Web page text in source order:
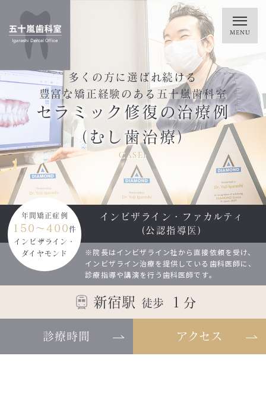
多くの方に選ばれ続ける
豊富な矯正経験のある五十嵐歯科室
セラミック修復の治療例
（むし歯治療）
CASE1
年間矯正症例
150～400 件
インビザライン・
ダイヤモンド
インビザライン・ファカルティ
(公認指導医)
※院長はインビザライン社から直接依頼を受け、
インビザライン治療を提供している歯科医師に、
診療指導や講演を行う歯科医師です。
新宿駅 徒歩 １ 分
診療時間 アクセス